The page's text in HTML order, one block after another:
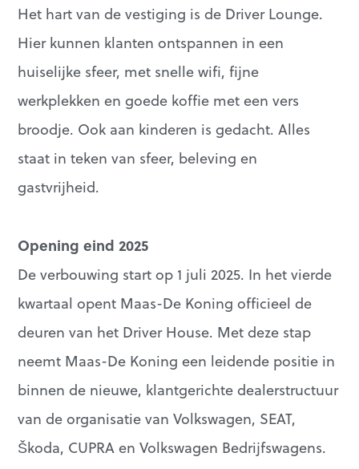
Het hart van de vestiging is de Driver Lounge.
Hier kunnen klanten ontspannen in een
huiselijke sfeer, met snelle wifi, fijne
werkplekken en goede koffie met een vers
broodje. Ook aan kinderen is gedacht. Alles
staat in teken van sfeer, beleving en
gastvrijheid.
Opening eind 2025
De verbouwing start op 1 juli 2025. In het vierde
kwartaal opent Maas-De Koning officieel de
deuren van het Driver House. Met deze stap
neemt Maas-De Koning een leidende positie in
binnen de nieuwe, klantgerichte dealerstructuur
van de organisatie van Volkswagen, SEAT,
Škoda, CUPRA en Volkswagen Bedrijfswagens.